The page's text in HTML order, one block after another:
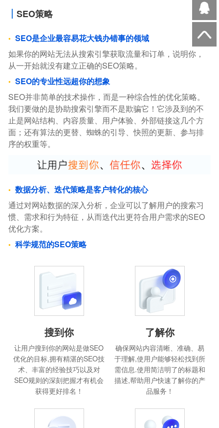
SEO策略
SEO是企业最容易花大钱办错事的领域
如果你的网站无法从搜索引擎获取流量和订单，说明你，
从一开始就没有建立正确的SEO策略。
SEO的专业性远超你的想象
SEO并非简单的技术操作，而是一种综合性的优化策略。
我们要做的是协助搜索引擎而不是欺骗它！它涉及到的不
止是网站结构、内容质量、用户体验、外部链接这几个方
面；还有算法的更替、蜘蛛的引导、快照的更新、参与排
序的权重等。
数据分析、迭代策略是客户转化的核心
通过对网站数据的深入分析，企业可以了解用户的搜索习
惯、需求和行为特征，从而迭代出更符合用户需求的SEO
优化方案。
科学规范的SEO策略
搜到你
让用户搜到你的网站是做SEO
优化的目标,拥有精湛的SEO技
术、丰富的经验技巧以及对
SEO规则的深刻把握才有机会
获得更好排名！
了解你
确保网站内容清晰、准确、易
于理解,使用户能够轻松找到所
需信息.使用简洁明了的标题和
描述,帮助用户快速了解你的产
品服务！